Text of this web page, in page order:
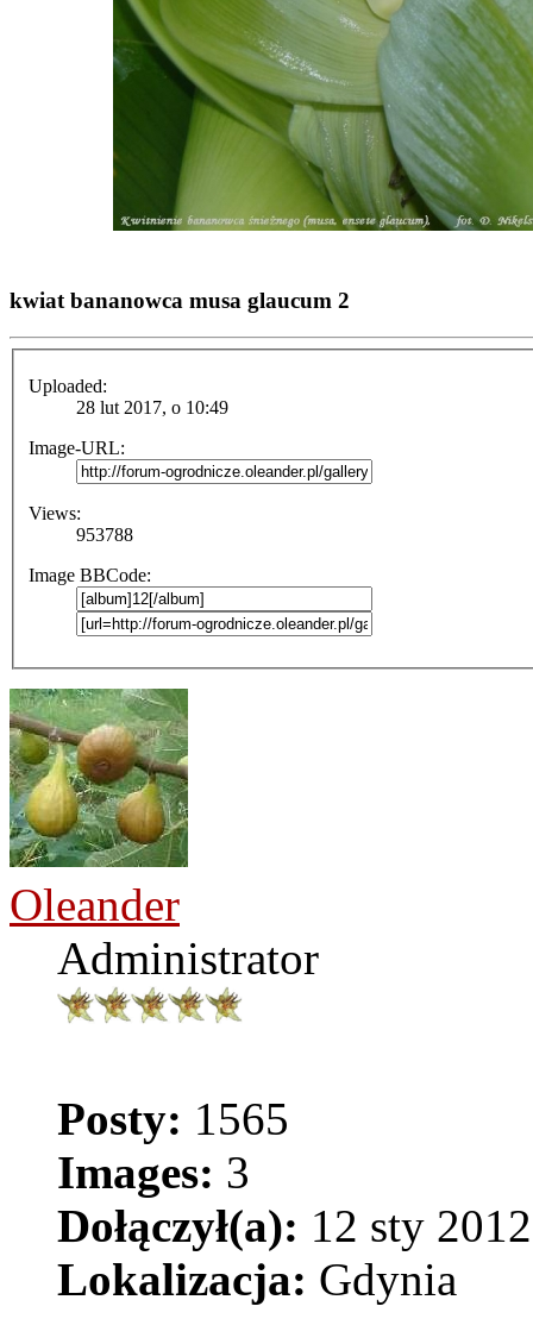
kwiat bananowca musa glaucum 2
Uploaded:
28 lut 2017, o 10:49
Image-URL:
Views:
953788
Image BBCode:
Oleander
Administrator
Posty: 1565
Images: 3
Dołączył(a): 12 sty
Lokalizacja: Gdynia